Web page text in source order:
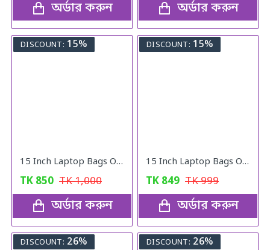
অর্ডার করুন অর্ডার করুন
DISCOUNT: 15%
15 Inch Laptop Bags Office Documents Storage Bag Travel ( gray )
TK 850 TK1,000
অর্ডার করুন
DISCOUNT: 15%
15 Inch Laptop Bags Office Documents Storage Bag Travel ( Blue )
TK 849 TK999
অর্ডার করুন
DISCOUNT: 26% DISCOUNT: 26%